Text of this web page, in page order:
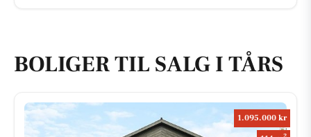
BOLIGER TIL SALG I TÅRS
1.095.000 kr